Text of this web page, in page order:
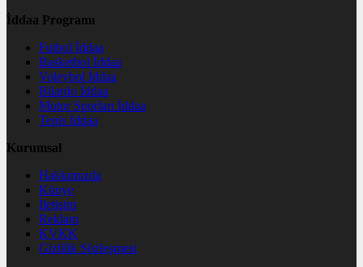
İddaa Programı
Futbol İddaa
Basketbol İddaa
Voleybol İddaa
Bilardo İddaa
Motor Sporları İddaa
Tenis İddaa
Kurumsal
Hakkımızda
Künye
İletişim
Reklam
KVKK
Gizlilik Sözleşmesi